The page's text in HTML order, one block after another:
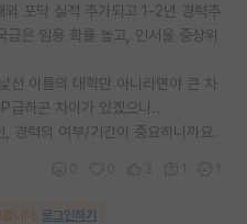
외 포닥 실적 추가되고 1-2년 경력추
은 임용 확률 높고, 인서울 중상위
선 이름의 대학만 아니라면야 큰 차
하곤 차이가 있겠으나..
경력의 여부/기간이 중요하니까요.
니다. 로그인하기